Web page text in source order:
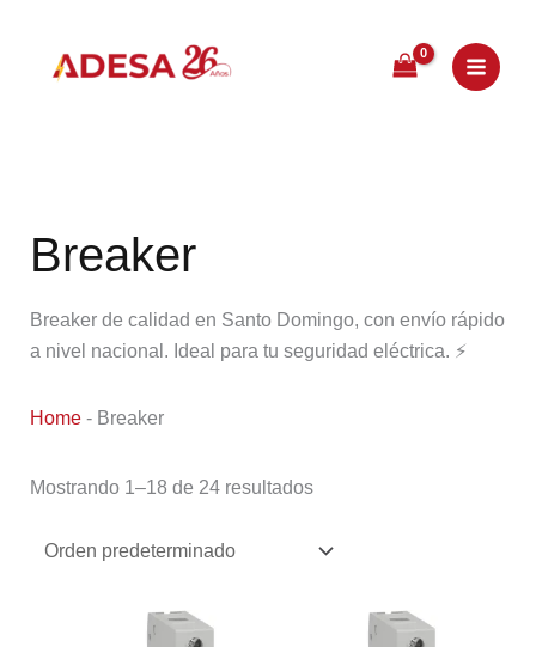
contenido
Breaker
Breaker de calidad en Santo Domingo, con envío rápido
a nivel nacional. Ideal para tu seguridad eléctrica. ⚡
Home- Breaker
Mostrando 1–18 de 24 resultados